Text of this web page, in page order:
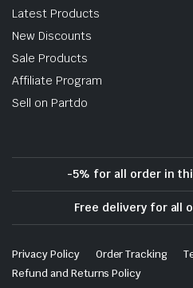
Latest Products
New Discounts
Sale Products
Affiliate Program
Sell on Partdo
-5% for all order in
Free delivery for all
Privacy Policy Order Tracking
Refund and Returns Policy